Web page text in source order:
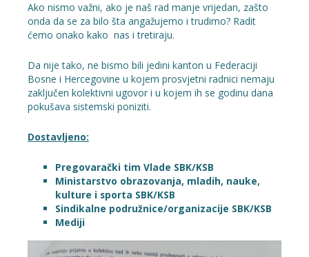
Ako nismo važni, ako je naš rad manje vrijedan, zašto
onda da se za bilo šta angažujemo i trudimo? Radit
ćemo onako kako nas i tretiraju.
Da nije tako, ne bismo bili jedini kanton u Federaciji
Bosne i Hercegovine u kojem prosvjetni radnici nemaju
zaključen kolektivni ugovor i u kojem ih se godinu dana
pokušava sistemski poniziti.
Dostavljeno:
Pregovarački tim Vlade SBK/KSB
Ministarstvo obrazovanja, mladih, nauke,
kulture i sporta SBK/KSB
Sindikalne podružnice/organizacije SBK/KSB
Mediji